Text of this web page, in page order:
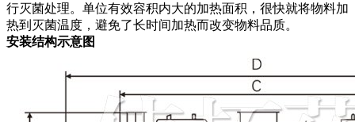
行灭菌处理。单位有效容积内大的加热面积，很快就将物料加
热到灭菌温度，避免了长时间加热而改变物料品质。
安装结构示意图